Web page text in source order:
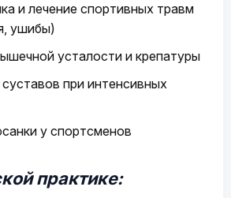
и лечение спортивных травм
ушибы)
усталости и крепатуры
при интенсивных
у спортсменов
практике: